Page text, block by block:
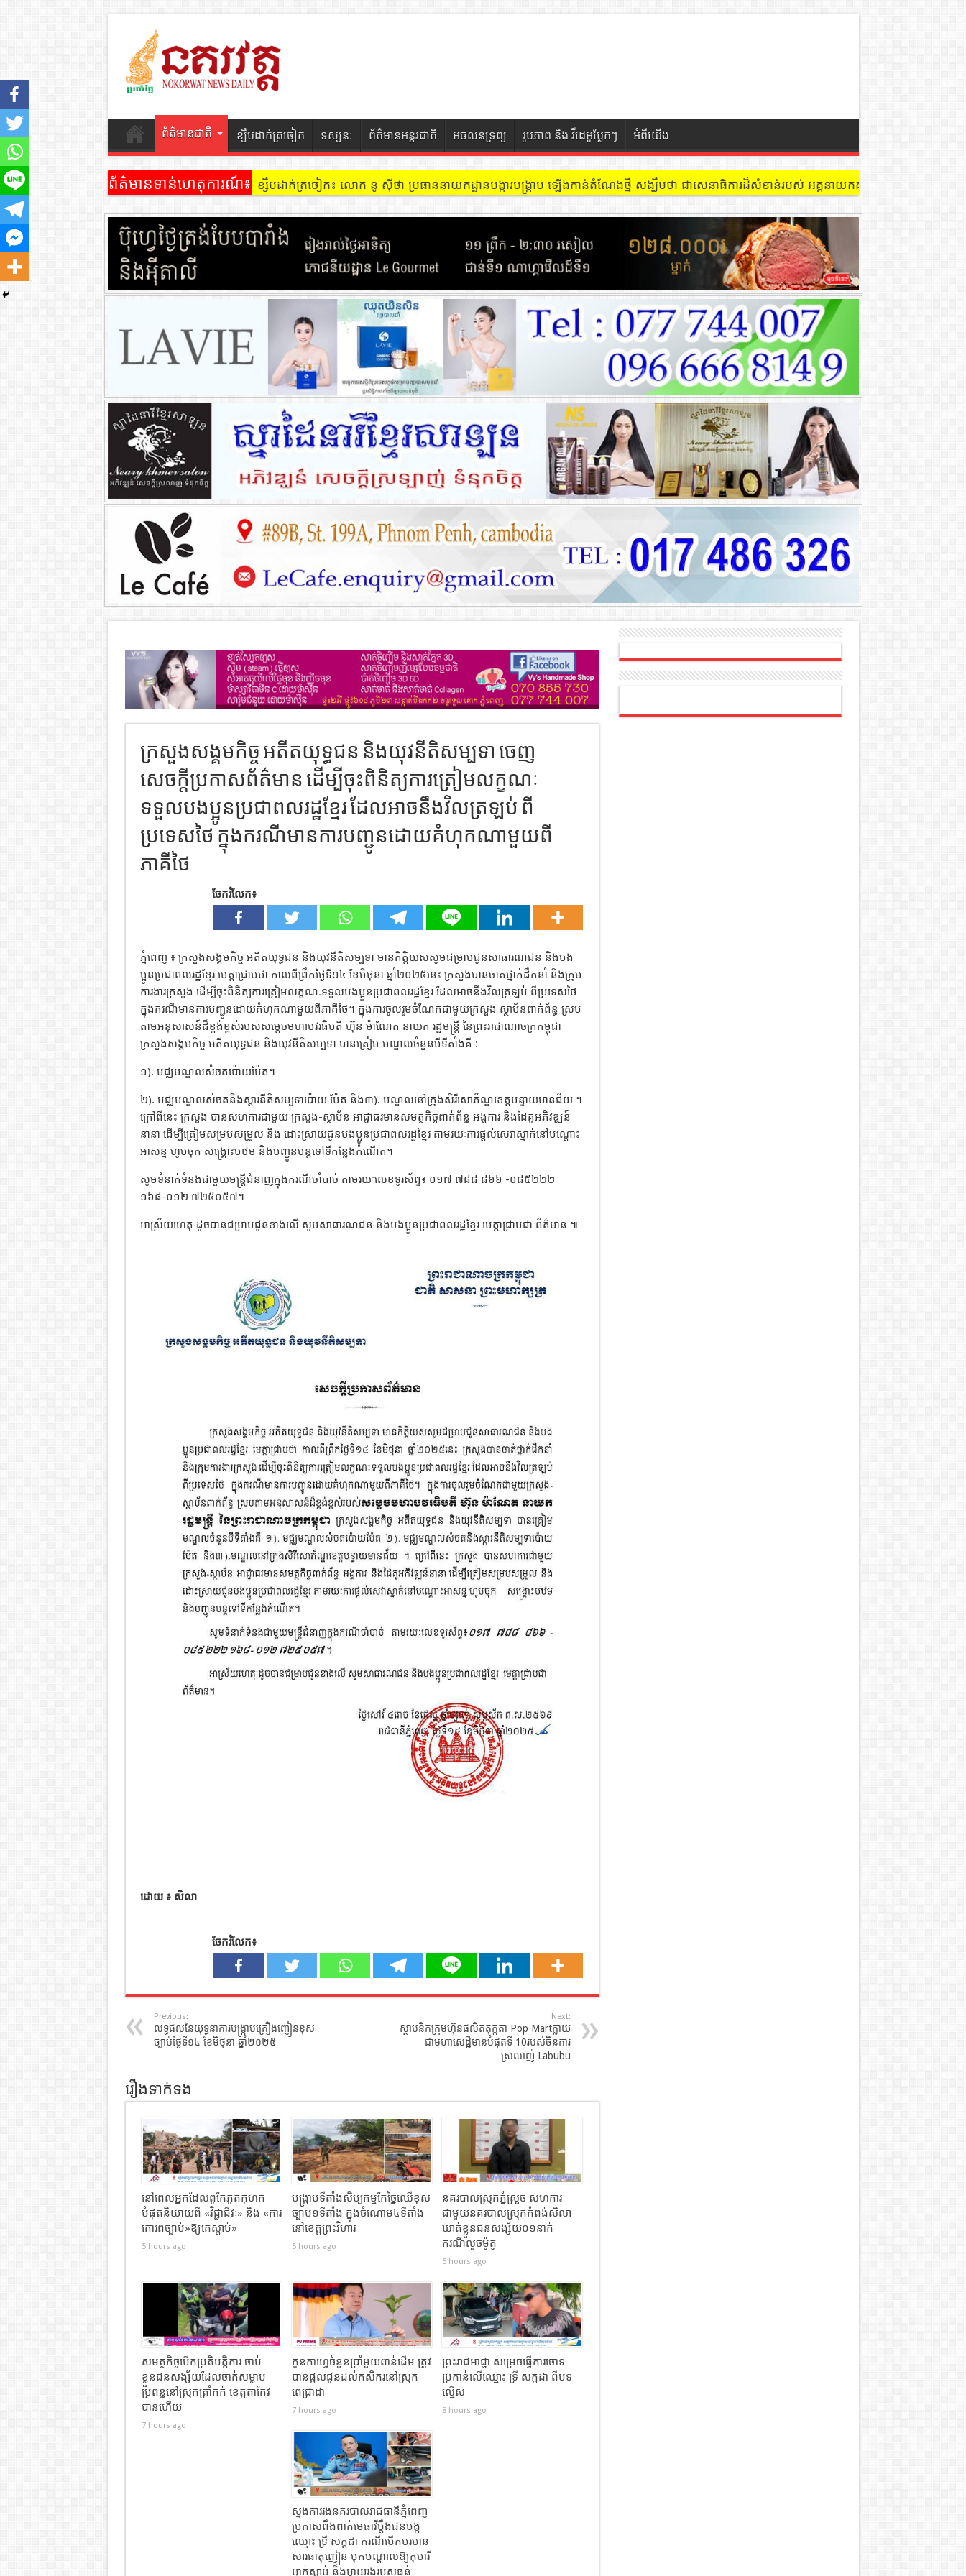
ព័ត៌មានជាតិ ខ្សឹបដាក់ត្រចៀក ទស្សនៈ ព័ត៌មានអន្តរជាតិ អចលនទ្រព្យ រូបភាព និង វីដេអូប្លែកៗ អំពីយើង
ព័ត៌មានទាន់ហេតុការណ៍៖ ខ្សឹបដាក់ត្រចៀក ៖ អគារ Sky 31 នៅខណ្ឌទួលគោក មានអ្នកជួលបន្ទប់បើកល្បែងសុីសង នៅជាន់ទី៩ បន្ទប់ ៩០២ !
ក្រសួងសង្គមកិច្ច អតីតយុទ្ធជន និងយុវនីតិសម្បទា ចេញ
សេចក្តីប្រកាសព័ត៌មាន ដើម្បីចុះពិនិត្យការត្រៀមលក្ខណៈ
ទទួលបងប្អូនប្រជាពលរដ្ឋខ្មែរ ដែលអាចនឹងវិលត្រឡប់ ពី
ប្រទេសថៃ ក្នុងករណីមានការបញ្ជូនដោយគំហុកណាមួយពី
ភាគីថៃ
ចែករំលែក៖
ភ្នំពេញ ៖ ក្រសួងសង្គមកិច្ច អតីតយុទ្ធជន និងយុវនីតិសម្បទា មានកិត្តិយសសូមជម្រាបជូនសាធារណជន និងបង
ប្អូនប្រជាពលរដ្ឋខ្មែរ មេត្តាជ្រាបថា កាលពីព្រឹកថ្ងៃទី១៤ ខែមិថុនា ឆ្នាំ២០២៥នេះ ក្រសួងបានចាត់ថ្នាក់ដឹកនាំ និងក្រុម
ការងារក្រសួង ដើម្បីចុះពិនិត្យការត្រៀមលក្ខណៈទទួលបងប្អូនប្រជាពលរដ្ឋខ្មែរ ដែលអាចនឹងវិលត្រឡប់ ពីប្រទេសថៃ
ក្នុងករណីមានការបញ្ជូនដោយគំហុកណាមួយពីភាគីថៃ។ ក្នុងការចូលរួមចំណែកជាមួយក្រសួង ស្ថាប័នពាក់ព័ន្ធ ស្រប
តាមអនុសាសន៍ដ៏ខ្ពង់ខ្ពស់របស់សម្តេចមហាបវរធិបតី ហ៊ុន ម៉ាណែត នាយក រដ្ឋមន្ត្រី នៃព្រះរាជាណាចក្រកម្ពុជា
ក្រសួងសង្គមកិច្ច អតីតយុទ្ធជន និងយុវនីតិសម្បទា បានត្រៀម មណ្ឌលចំនួនបីទីតាំងគឺ :
១). មជ្ឈមណ្ឌលសំចតប៉ោយប៉ែត។
២). មជ្ឈមណ្ឌលសំចតនិងស្តារនីតិសម្បទាប៉ោយ ប៉ែត និង៣). មណ្ឌលនៅក្រុងសិរីសោភ័ណ្ឌខេត្តបន្ទាយមានជ័យ ។
ក្រៅពីនេះ ក្រសួង បានសហការជាមួយ ក្រសួង-ស្ថាប័ន អាជ្ញាធរមានសមត្ថកិច្ចពាក់ព័ន្ធ អង្គការ និងដៃគូអភិវឌ្ឍន៍
នានា ដើម្បីត្រៀមសម្របសម្រួល និង ដោះស្រាយជូនបងប្អូនប្រជាពលរដ្ឋខ្មែរ តាមរយៈការផ្តល់សេវាស្នាក់នៅបណ្តោះ
អាសន្ន ហូបចុក សង្គ្រោះបឋម និងបញ្ជូនបន្តទៅទីកន្លែងកំណើត។
សូមទំនាក់ទំនងជាមួយមន្ត្រីជំនាញក្នុងករណីចាំបាច់ តាមរយៈលេខទូរស័ព្ទ៖ ០១៧ ៧៨៨ ៨៦៦ -០៨៥២២២
១៦៨-០១២ ៧២៥០៥៧។
អាស្រ័យហេតុ ដូចបានជម្រាបជូនខាងលើ សូមសាធារណជន និងបងប្អូនប្រជាពលរដ្ឋខ្មែរ មេត្តាជ្រាបជា ព័ត៌មាន ៕
ដោយ ៖ សិលា
ចែករំលែក៖
Previous:
លទ្ធផលនៃយុទ្ធនាការបង្ក្រាបគ្រឿងញៀនខុស
ច្បាប់ថ្ងៃទី១៤ ខែមិថុនា ឆ្នាំ២០២៥
Next:
ស្ថាបនិកក្រុមហ៊ុនផលិតតុក្កតា Pop Martក្លាយ
ជាមហាសេដ្ឋីមានបំផុតទី 10របស់ចិនការ
ស្រលាញ់ Labubu
រឿងទាក់ទង
នៅពេលអ្នកដែលពូកែភូតកុហក
បំផុតនិយាយពី «វិជ្ជាជីវៈ» និង «ការ
គោរពច្បាប់»ឱ្យគេស្តាប់»
5 hours ago
បង្រ្កាបទីតាំងសិប្បកម្មកែច្នៃឈើខុស
ច្បាប់១ទីតាំង ក្នុងចំណោម៤ទីតាំង
នៅខេត្តព្រះវិហារ
5 hours ago
នគរបាលស្រុកភ្នំស្រួច សហការ
ជាមួយនគរបាលស្រុកកំពង់សិលា
ឃាត់ខ្លួនជនសង្ស័យ០១នាក់
ករណីលួចម៉ូតូ
5 hours ago
សមត្ថកិច្ចបើកប្រតិបត្តិការ ចាប់
ខ្លួនជនសង្ស័យដែលចាក់សម្លាប់
ប្រពន្ធនៅស្រុកត្រាំកក់ ខេត្តតាកែវ
បានហេីយ
7 hours ago
កូនកាហ្វេចំនួនប្រាំមួយពាន់ដើម ត្រូវ
បានផ្តល់ជូនដល់កសិករនៅស្រុក
ពេជ្រាដា
7 hours ago
ព្រះរាជអាជ្ញា សម្រេចធ្វើការចោទ
ប្រកាន់លើឈ្មោះ ទ្រី សក្កដា ពីបទ
ល្មើស
8 hours ago
ស្នងការរងនគរបាលរាជធានីភ្នំពេញ
ប្រកាសពឹងពាក់មេធាវីប្តឹងជនបង្ក
ឈ្មោះ ទ្រី សក្ដដា ករណីបើកបរមាន
សារធាតុញៀន បុកបណ្តាលឱ្យកុមារី
ម្នាក់ស្លាប់ និងម្តាយរងរបួសធ្ងន់